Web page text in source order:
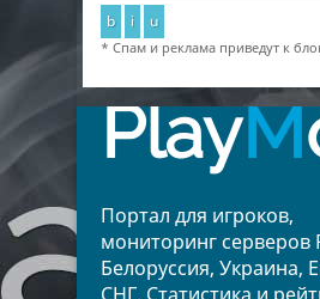
b i u
* Спам и реклама приведут к
PlayM
Портал для игроков,
мониторинг серверов
Белоруссия, Украина,